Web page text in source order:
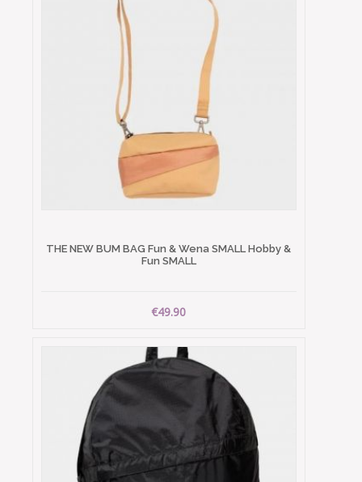
THE NEW BUM BAG Fun & Wena SMALL Hobby &
Fun SMALL
€49.90